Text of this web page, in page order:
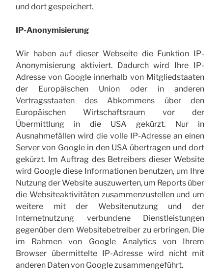
und dort gespeichert.
IP-Anonymisierung
Wir haben auf dieser Webseite die Funktion IP-
Anonymisierung aktiviert. Dadurch wird Ihre IP-
Adresse von Google innerhalb von Mitgliedstaaten
der Europäischen Union oder in anderen
Vertragsstaaten des Abkommens über den
Europäischen Wirtschaftsraum vor der
Übermittlung in die USA gekürzt. Nur in
Ausnahmefällen wird die volle IP-Adresse an einen
Server von Google in den USA übertragen und dort
gekürzt. Im Auftrag des Betreibers dieser Website
wird Google diese Informationen benutzen, um Ihre
Nutzung der Website auszuwerten, um Reports über
die Websiteaktivitäten zusammenzustellen und um
weitere mit der Websitenutzung und der
Internetnutzung verbundene Dienstleistungen
gegenüber dem Websitebetreiber zu erbringen. Die
im Rahmen von Google Analytics von Ihrem
Browser übermittelte IP-Adresse wird nicht mit
anderen Daten von Google zusammengeführt.